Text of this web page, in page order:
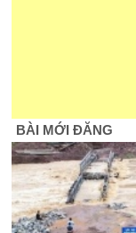
BÀI MỚI ĐĂNG